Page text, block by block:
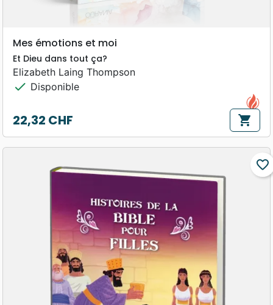
Mes émotions et moi
Et Dieu dans tout ça?
Elizabeth Laing Thompson
check Disponible
Prix
22,32 CHF shopping_cart
favorite_border